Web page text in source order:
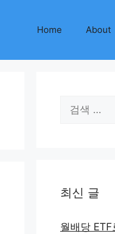
Home About
색:
최신 글
월배당